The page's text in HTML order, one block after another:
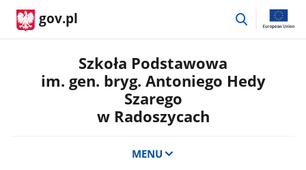
gov.pl
przejdź
Szkoła Podstawowa
im. gen. bryg. Antoniego Hedy
Szarego
w Radoszycach
MENU